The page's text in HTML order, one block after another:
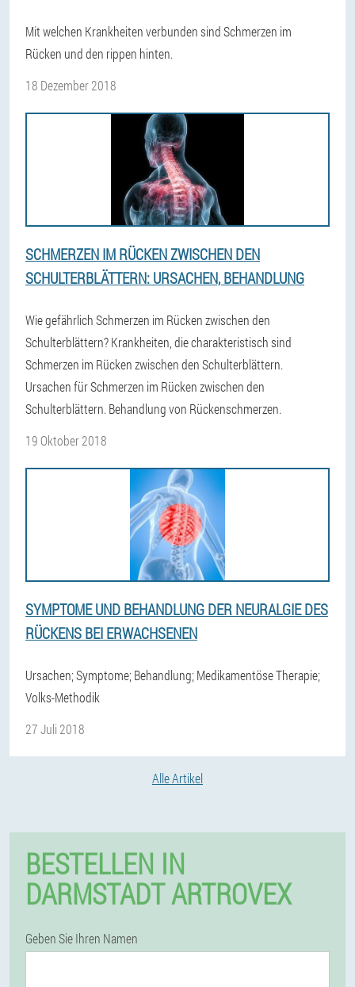
Mit welchen Krankheiten verbunden sind Schmerzen im
Rücken und den rippen hinten.
18 Dezember 2018
SCHMERZEN IM RÜCKEN ZWISCHEN DEN
SCHULTERBLÄTTERN: URSACHEN, BEHANDLUNG
Wie gefährlich Schmerzen im Rücken zwischen den
Schulterblättern? Krankheiten, die charakteristisch sind
Schmerzen im Rücken zwischen den Schulterblättern.
Ursachen für Schmerzen im Rücken zwischen den
Schulterblättern. Behandlung von Rückenschmerzen.
19 Oktober 2018
SYMPTOME UND BEHANDLUNG DER NEURALGIE DES
RÜCKENS BEI ERWACHSENEN
Ursachen; Symptome; Behandlung; Medikamentöse Therapie;
Volks-Methodik
27 Juli 2018
Alle Artikel
BESTELLEN IN
DARMSTADT ARTROVEX
Geben Sie Ihren Namen